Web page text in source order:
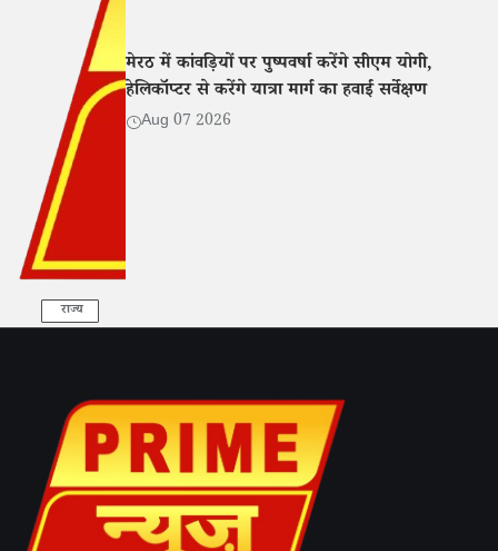
राज्य
मेरठ में कांवड़ियों पर पुष्पवर्षा करेंगे सीएम योगी,
हेलिकॉप्टर से करेंगे यात्रा मार्ग का हवाई सर्वेक्षण
Aug 07 2026